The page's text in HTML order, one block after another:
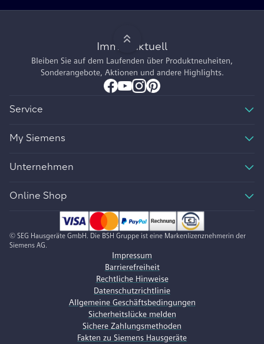
Immer aktuell
Bleiben Sie auf dem Laufenden über Produktneuheiten,
Sonderangebote, Aktionen und andere Highlights.
Service
My Siemens
Unternehmen
Online Shop
© SEG Hausgeräte GmbH. Die BSH Gruppe ist eine Markenlizenznehmerin der
Siemens AG.
Impressum
Barrierefreiheit
Rechtliche Hinweise
Datenschutzrichtlinie
Allgemeine Geschäftsbedingungen
Sicherheitslücke melden
Sichere Zahlungsmethoden
Fakten zu Siemens Hausgeräte